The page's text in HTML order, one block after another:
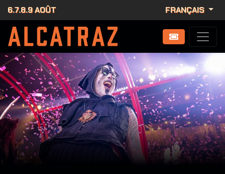
6.7.8.9 AOÛT FRANÇAIS